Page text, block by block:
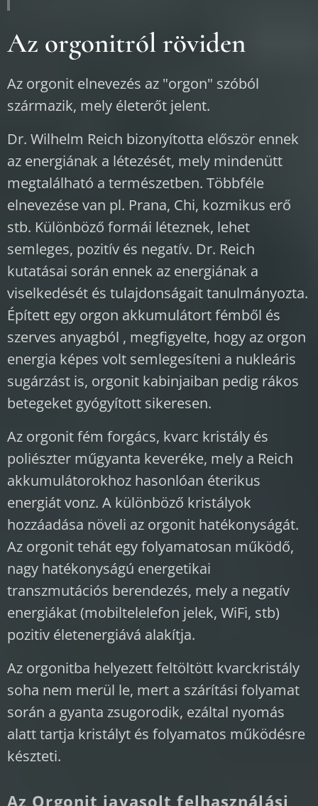
Az orgonitról röviden
Az orgonit elnevezés az "orgon" szóból
származik, mely életerőt jelent.
Dr. Wilhelm Reich bizonyította először ennek
az energiának a létezését, mely mindenütt
megtalálható a természetben. Többféle
elnevezése van pl. Prana, Chi, kozmikus erő
stb. Különböző formái léteznek, lehet
semleges, pozitív és negatív. Dr. Reich
kutatásai során ennek az energiának a
viselkedését és tulajdonságait tanulmányozta.
Épített egy orgon akkumulátort fémből és
szerves anyagból , megfigyelte, hogy az orgon
energia képes volt semlegesíteni a nukleáris
sugárzást is, orgonit kabinjaiban pedig rákos
betegeket gyógyított sikeresen.
Az orgonit fém forgács, kvarc kristály és
poliészter műgyanta keveréke, mely a Reich
akkumulátorokhoz hasonlóan éterikus
energiát vonz. A különböző kristályok
hozzáadása növeli az orgonit hatékonyságát.
Az orgonit tehát egy folyamatosan működő,
nagy hatékonyságú energetikai
transzmutációs berendezés, mely a negatív
energiákat (mobiltelelefon jelek, WiFi, stb)
pozitiv életenergiává alakítja.
Az orgonitba helyezett feltöltött kvarckristály
soha nem merül le, mert a szárítási folyamat
során a gyanta zsugorodik, ezáltal nyomás
alatt tartja kristályt és folyamatos működésre
készteti.
Az Orgonit javasolt felhasználási